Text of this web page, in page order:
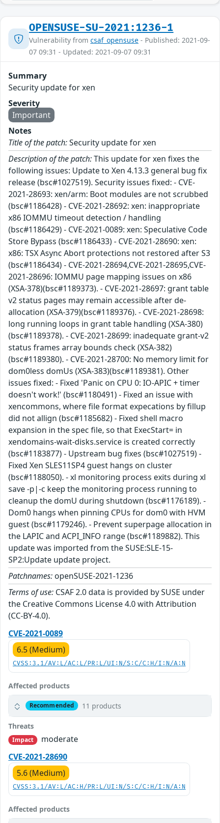
OPENSUSE-SU-2021:1236-1
Vulnerability from csaf_opensuse - Published: 2021-09-
07 09:31 - Updated: 2021-09-07 09:31
Summary
Security update for xen
Severity
Important
Notes
Title of the patch:Security update for xen
Description of the patch:This update for xen fixes the
following issues: Update to Xen 4.13.3 general bug fix
release (bsc#1027519). Security issues fixed: - CVE-
2021-28693: xen/arm: Boot modules are not scrubbed
(bsc#1186428) - CVE-2021-28692: xen: inappropriate
x86 IOMMU timeout detection / handling
(bsc#1186429) - CVE-2021-0089: xen: Speculative Code
Store Bypass (bsc#1186433) - CVE-2021-28690: xen:
x86: TSX Async Abort protections not restored after S3
(bsc#1186434) - CVE-2021-28694,CVE-2021-28695,CVE-
2021-28696: IOMMU page mapping issues on x86
(XSA-378)(bsc#1189373). - CVE-2021-28697: grant table
v2 status pages may remain accessible after de-
allocation (XSA-379)(bsc#1189376). - CVE-2021-28698:
long running loops in grant table handling (XSA-380)
(bsc#1189378). - CVE-2021-28699: inadequate grant-v2
status frames array bounds check (XSA-382)
(bsc#1189380). - CVE-2021-28700: No memory limit for
dom0less domUs (XSA-383)(bsc#1189381). Other
issues fixed: - Fixed 'Panic on CPU 0: IO-APIC + timer
doesn't work!' (bsc#1180491) - Fixed an issue with
xencommons, where file format expecations by fillup
did not allign (bsc#1185682) - Fixed shell macro
expansion in the spec file, so that ExecStart= in
xendomains-wait-disks.service is created correctly
(bsc#1183877) - Upstream bug fixes (bsc#1027519) -
Fixed Xen SLES11SP4 guest hangs on cluster
(bsc#1188050). - xl monitoring process exits during xl
save -p|-c keep the monitoring process running to
cleanup the domU during shutdown (bsc#1176189). -
Dom0 hangs when pinning CPUs for dom0 with HVM
guest (bsc#1179246). - Prevent superpage allocation in
the LAPIC and ACPI_INFO range (bsc#1189882). This
update was imported from the SUSE:SLE-15-
SP2:Update update project.
Patchnames: openSUSE-2021-1236
Terms of use: CSAF 2.0 data is provided by SUSE under
the Creative Commons License 4.0 with Attribution
(CC-BY-4.0).
CVE-2021-0089
6.5 (Medium)
CVSS:3.1/AV:L/AC:L/PR:L/UI:N/S:C/C:H/I:N/A:N
Affected products
Recommended 11 products
Threats
Impact
moderate
CVE-2021-28690
5.6 (Medium)
CVSS:3.1/AV:L/AC:H/PR:L/UI:N/S:C/C:H/I:N/A:N
Affected products